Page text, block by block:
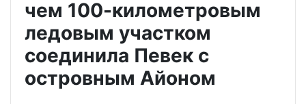
чем 100-километровым
ледовым участком
соединила Певек с
островным Айоном